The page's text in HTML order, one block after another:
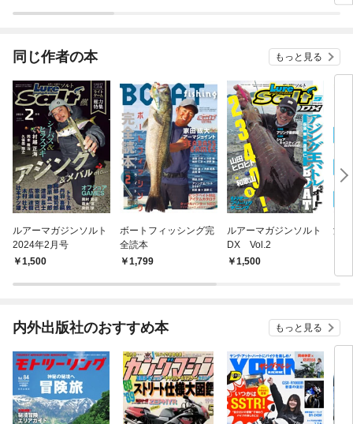
同じ作者の本 もっと見る
ルアーマガジンソルト
2024年2月号
1,500
ボートフィッシング完
全読本
1,799
ルアーマガジンソルト
DX Vol.2
1,500
海
内外出版社のおすすめ本 もっと見る